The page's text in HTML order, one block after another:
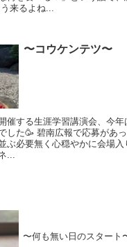
う来るよね...
〜コウケンテツ〜
催する生涯学習講演会、今年
した🥳 碧南広報で応募があ
ぶ必要無く心穏やかに会場入
...
〜何も無い日のスタート